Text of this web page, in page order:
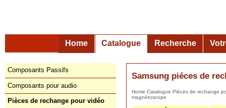
Home Catalogue Recherche
Composants Passifs
Composants pour audio
Pièces de rechange pour vidéo
Samsung piéces de
Home Catalogue Pièces de rechange
magnétoscope